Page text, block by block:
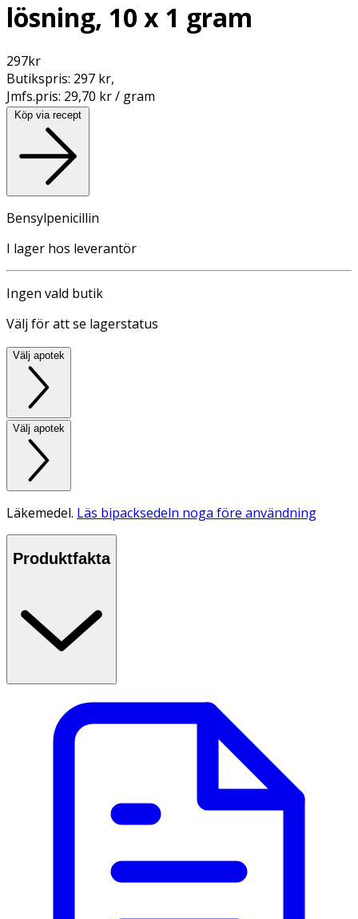
lösning, 10 x 1 gram
297kr
Butikspris: 297 kr,
Jmfs.pris: 29,70 kr / gram
Köp via recept
Bensylpenicillin
I lager hos leverantör
Ingen vald butik
Välj för att se lagerstatus
Välj apotek
Välj apotek
Läkemedel. Läs bipacksedeln noga före användning
Produktfakta